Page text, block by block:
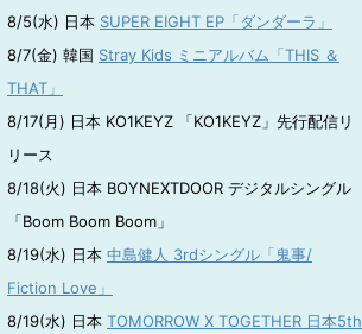
8/5(水) 日本 SUPER EIGHT EP「ダンダーラ」
8/7(金) 韓国 Stray Kids ミニアルバム「THIS ＆
THAT」
8/17(月) 日本 KO1KEYZ 「KO1KEYZ」先行配信リ
リース
8/18(火) 日本 BOYNEXTDOOR デジタルシングル
「Boom Boom Boom」
8/19(水) 日本 中島健人 3rdシングル「鬼事/
Fiction Love」
8/19(水) 日本 TOMORROW X TOGETHER 日本5th